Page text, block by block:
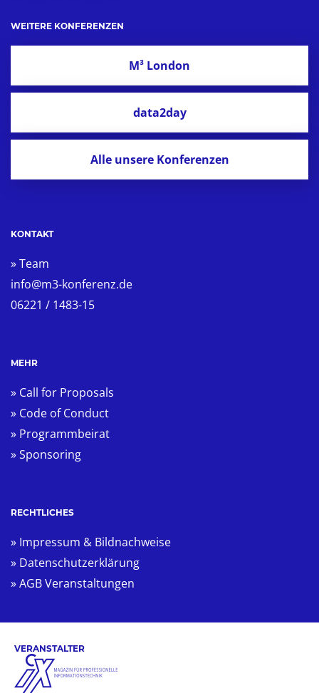
WEITERE KONFERENZEN
M³ London
data2day
Alle unsere Konferenzen
KONTAKT
» Team
info@m3-konferenz.de
06221 / 1483-15
MEHR
» Call for Proposals
» Code of Conduct
» Programmbeirat
» Sponsoring
RECHTLICHES
» Impressum & Bildnachweise
» Datenschutzerklärung
» AGB Veranstaltungen
VERANSTALTER